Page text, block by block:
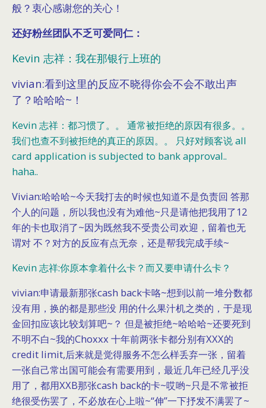
般？衷心感谢您的关心！
还好粉丝团队不乏可爱同仁：
Kevin 志祥：我在那银行上班的
vivian:看到这里的反应不晓得你会不会不敢出声
了？哈哈哈~！
Kevin 志祥：都习惯了。。 通常被拒绝的原因有很多。。
我们也查不到被拒绝的真正的原因。。 只好对顾客说 all
card application is subjected to bank approval..
haha..
Vivian:哈哈哈~今天我打去的时候也知道不是负责回 答那
个人的问题，所以我也没有为难他~只是请他把我用了12
年的卡也取消了~因为既然我不受贵公司欢迎，留着也无
谓对 不？对方的反应有点无奈，还是帮我完成手续~
Kevin 志祥:你原本拿着什么卡？而又要申请什么卡？
vivian:申请最新那张cash back卡咯~想到以前一堆分数都
没有用，换的都是那些没 用的什么果汁机之类的，于是现
金回扣应该比较划算吧~？ 但是被拒绝~哈哈哈~还要死到
不明不白~我的Choxxx 十年前两张卡都分别有XXX的
credit limit,后来就是觉得服务不怎么样丢弃一张，留着
一张自己常出国可能会有需要用到，最近几年已经几乎没
用了，都用XXB那张cash back的卡~哎哟~只是不常被拒
绝很受伤罢了，不必放在心上啦~“伸”一下抒发不满罢了~